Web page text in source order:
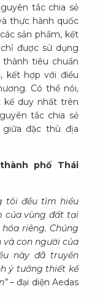
tắc chia sẻ
thực hành quốc
sản phẩm, kết
được sử dụng
tiêu chuẩn
kết hợp với điều
Có thể nói,
kế duy nhất trên
tắc chia sẻ
đặc thù địa
phố Thái
tôi đều tìm hiểu
của vùng đất tại
riêng. Chúng
và con người của
này đã truyền
ý tưởng thiết kế
– đại diện Aedas